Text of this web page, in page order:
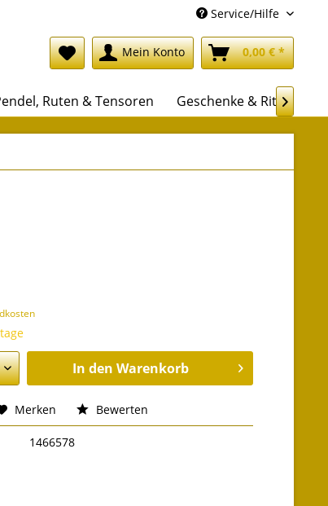
Service/Hilfe
Mein Konto 0,00 € *
Ruten & Tensoren Geschenke & Rituale

In den Warenkorb
Merken Bewerten
1466578